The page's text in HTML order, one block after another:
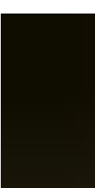
para levar